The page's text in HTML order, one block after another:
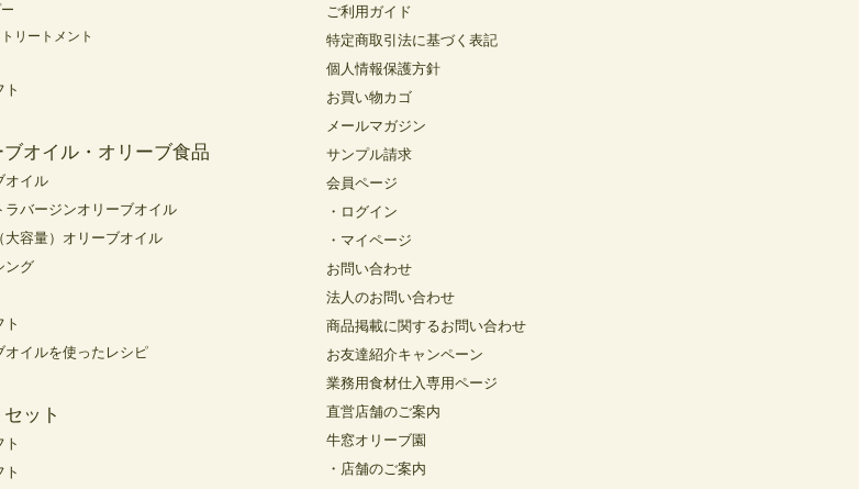
リートメント
ト
ブオイル・オリーブ食品
オイル
ラバージンオリーブオイル
大容量）オリーブオイル
ング
ト
オイルを使ったレシピ
ット
ト
ト
ご利用ガイド
特定商取引法に基づく表記
個人情報保護方針
お買い物カゴ
メールマガジン
サンプル請求
会員ページ
・ログイン
・マイページ
お問い合わせ
法人のお問い合わせ
商品掲載に関するお問い合わせ
お友達紹介キャンペーン
業務用食材仕入専用ページ
直営店舗のご案内
牛窓オリーブ園
・店舗のご案内